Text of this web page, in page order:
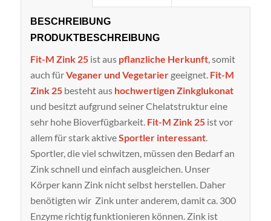
BESCHREIBUNG
PRODUKTBESCHREIBUNG
Fit-M Zink 25ist aus pflanzliche Herkunft, somit
auch fürVeganer und Vegetariergeeignet. Fit-M
Zink 25besteht aus hochwertigen Zinkglukonat
und besitzt aufgrund seiner Chelatstruktur eine
sehr hohe Bioverfügbarkeit. Fit-M Zink 25ist vor
allem für stark aktiveSportler interessant.
Sportler, die viel schwitzen, müssen den Bedarf an
Zink schnell und einfach ausgleichen. Unser
Körper kann Zink nicht selbst herstellen. Daher
benötigten wir Zink unter anderem, damit ca. 300
Enzyme richtig funktionieren können. Zink ist